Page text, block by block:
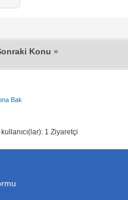
Konu »
Bak
1 Ziyaretçi